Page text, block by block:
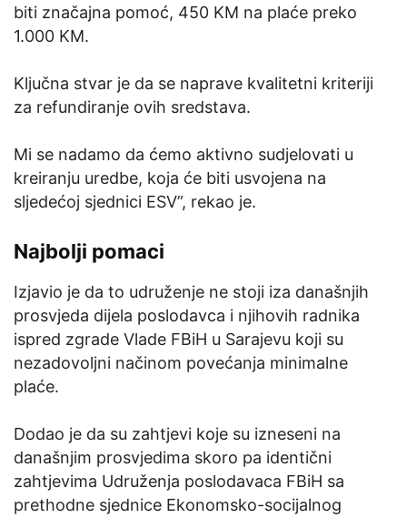
biti značajna pomoć, 450 KM na plaće preko
1.000 KM.
Ključna stvar je da se naprave kvalitetni kriteriji
za refundiranje ovih sredstava.
Mi se nadamo da ćemo aktivno sudjelovati u
kreiranju uredbe, koja će biti usvojena na
sljedećoj sjednici ESV”, rekao je.
Najbolji pomaci
Izjavio je da to udruženje ne stoji iza današnjih
prosvjeda dijela poslodavca i njihovih radnika
ispred zgrade Vlade FBiH u Sarajevu koji su
nezadovoljni načinom povećanja minimalne
plaće.
Dodao je da su zahtjevi koje su izneseni na
današnjim prosvjedima skoro pa identični
zahtjevima Udruženja poslodavaca FBiH sa
prethodne sjednice Ekonomsko-socijalnog